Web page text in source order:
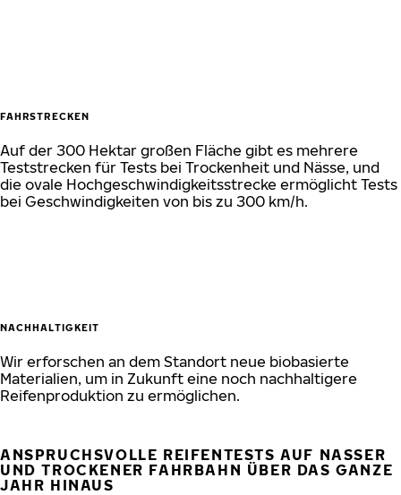
FAHRSTRECKEN
Auf der 300 Hektar großen Fläche gibt es mehrere
Teststrecken für Tests bei Trockenheit und Nässe, und
die ovale Hochgeschwindigkeitsstrecke ermöglicht Tests
bei Geschwindigkeiten von bis zu 300 km/h.
NACHHALTIGKEIT
Wir erforschen an dem Standort neue biobasierte
Materialien, um in Zukunft eine noch nachhaltigere
Reifenproduktion zu ermöglichen.
ANSPRUCHSVOLLE REIFENTESTS AUF NASSER
UND TROCKENER FAHRBAHN ÜBER DAS GANZE
JAHR HINAUS